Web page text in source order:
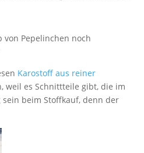
von Pepelinchen noch
Karostoff aus reiner
weil es Schnittteile gibt, die im
beim Stoffkauf, denn der